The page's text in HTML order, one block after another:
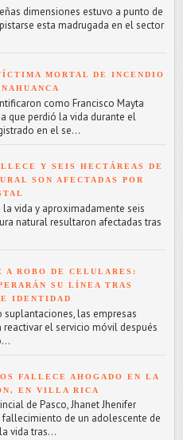
dimensiones estuvo a punto de
esta madrugada en el sector
MORTAL DE INCENDIO
como Francisco Mayta
que perdió la vida durante el
en el se...
Y SEIS HECTÁREAS DE
SON AFECTADAS POR
vida y aproximadamente seis
natural resultaron afectadas tras
A ROBO DE CELULARES:
SU LÍNEA TRAS
IDENTIDAD
suplantaciones, las empresas
reactivar el servicio móvil después
FALLECE AHOGADO EN LA
EN VILLA RICA
de Pasco, Jhanet Jhenifer
fallecimiento de un adolescente de
vida tras...